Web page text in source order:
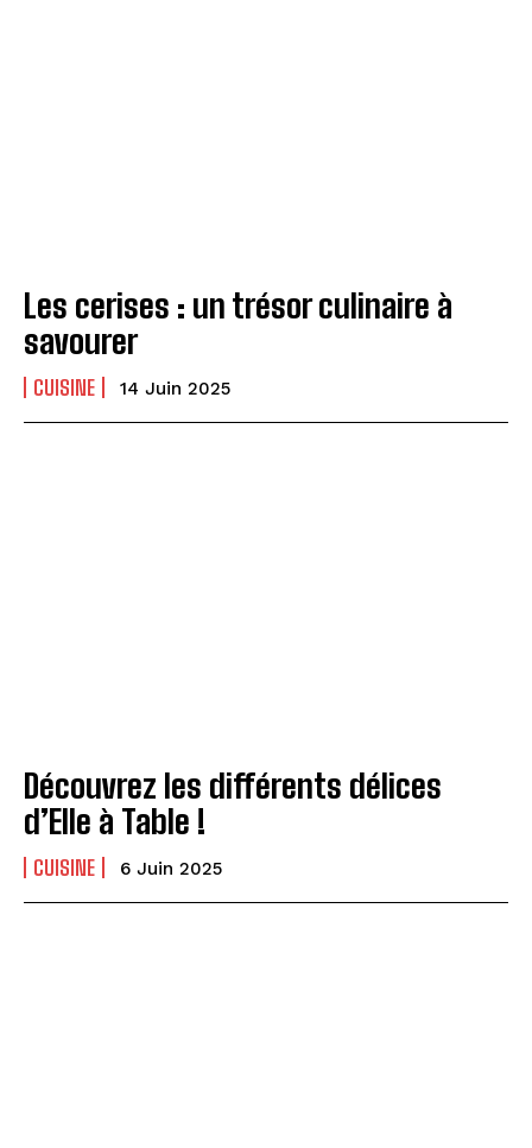
Les cerises : un trésor culinaire à
savourer
CUISINE 14 Juin 2025
Découvrez les différents délices
d’Elle à Table !
CUISINE 6 Juin 2025